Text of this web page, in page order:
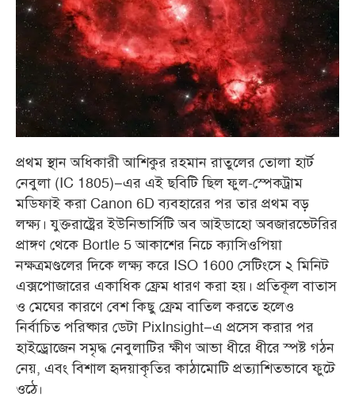
প্রথম স্থান অধিকারী আশিকুর রহমান রাতুলের তোলা হার্ট
নেবুলা (IC 1805)–এর এই ছবিটি ছিল ফুল-স্পেকট্রাম
মডিফাই করা Canon 6D ব্যবহারের পর তার প্রথম বড়
লক্ষ্য। যুক্তরাষ্ট্রের ইউনিভার্সিটি অব আইডাহো অবজারভেটরির
প্রাঙ্গণ থেকে Bortle 5 আকাশের নিচে ক্যাসিওপিয়া
নক্ষত্রমণ্ডলের দিকে লক্ষ্য করে ISO 1600 সেটিংসে ২ মিনিট
এক্সপোজারের একাধিক ফ্রেম ধারণ করা হয়। প্রতিকূল বাতাস
ও মেঘের কারণে বেশ কিছু ফ্রেম বাতিল করতে হলেও
নির্বাচিত পরিষ্কার ডেটা PixInsight–এ প্রসেস করার পর
হাইড্রোজেন সমৃদ্ধ নেবুলাটির ক্ষীণ আভা ধীরে ধীরে স্পষ্ট গঠন
নেয়, এবং বিশাল হৃদয়াকৃতির কাঠামোটি প্রত্যাশিতভাবে ফুটে
ওঠে।